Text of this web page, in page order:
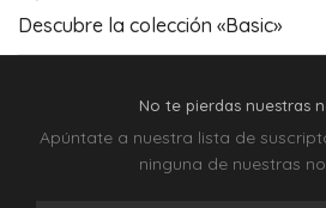
Descubre la colección «Basic»
No te pierdas nuestras
Apúntate a nuestra lista de
ninguna de nuestras